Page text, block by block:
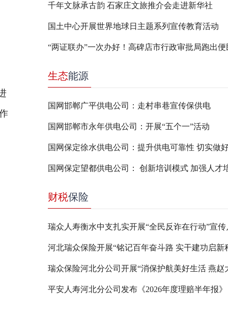
千年文脉承古韵 石家庄文旅推介会走进新华社
国土中心开展世界地球日主题系列宣传教育活动
“两证联办”一次办好！高碑店市行政审批局跑出
生态能源
国网邯郸广平供电公司：走村串巷宣传保供电
国网邯郸市永年供电公司：开展“五个一”活动
国网保定徐水供电公司：提升供电可靠性 切实做
国网保定望都供电公司： 创新培训模式 加强人才
财税保险
瑞众人寿衡水中支扎实开展“全民反诈在行动”宣传
河北瑞众保险开展“铭记百年奋斗路 实干建功启新
平安人寿河北分公司发布《2026年度理赔半年报》